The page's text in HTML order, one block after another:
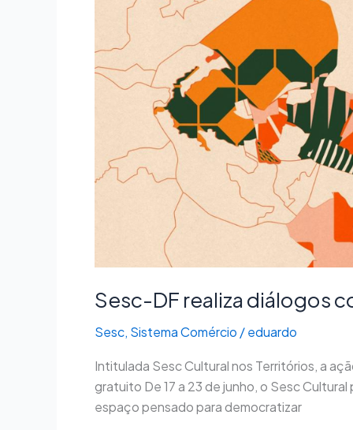
Sesc-DF realiza diálogos
Sesc, Sistema Comércio /eduardo
Intitulada Sesc Cultural nos Territórios, a
gratuito De 17 a 23 de junho, o Sesc
espaço pensado para democratizar
comunidade
para
consolidar
Cultural